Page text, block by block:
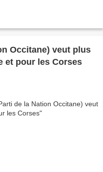
Occitane) veut plus
et pour les Corses